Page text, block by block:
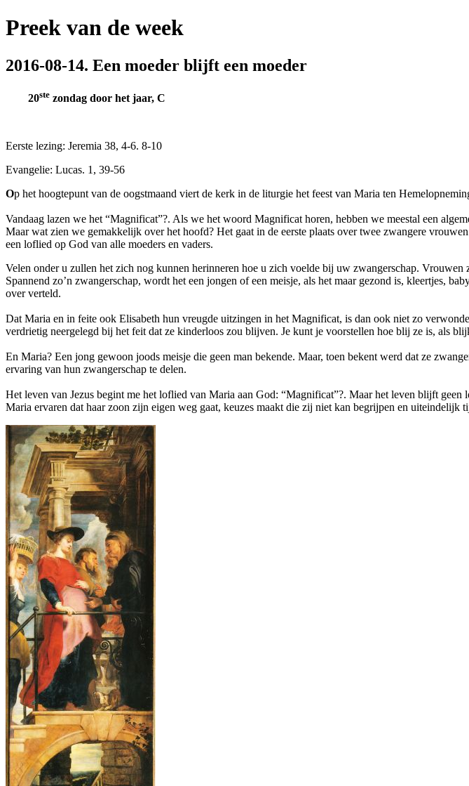
Preek van de week
2016-08-14. Een moeder blijft een moeder
20ste zondag door het jaar, C
Eerste lezing: Jeremia 38, 4-6. 8-10
Evangelie: Lucas. 1, 39-56
Op het hoogtepunt van de oogstmaand viert de kerk in de liturgie het feest van Maria ten
Vandaag lazen we het “Magnificat”?. Als we het woord Magnificat horen, hebben we meestal een
Maar wat zien we gemakkelijk over het hoofd? Het gaat in de eerste plaats over twee zwangere
een loflied op God van alle moeders en vaders.
Velen onder u zullen het zich nog kunnen herinneren hoe u zich voelde bij uw zwangerschap.
Spannend zo’n zwangerschap, wordt het een jongen of een meisje, als het maar gezond is, kleertjes,
over verteld.
Dat Maria en in feite ook Elisabeth hun vreugde uitzingen in het Magnificat, is dan ook niet zo
verdrietig neergelegd bij het feit dat ze kinderloos zou blijven. Je kunt je voorstellen hoe blij ze is, als
En Maria? Een jong gewoon joods meisje die geen man bekende. Maar, toen bekent werd dat ze
ervaring van hun zwangerschap te delen.
Het leven van Jezus begint me het loflied van Maria aan God: “Magnificat”?. Maar het leven blijft
Maria ervaren dat haar zoon zijn eigen weg gaat, keuzes maakt die zij niet kan begrijpen en uiteindelijk